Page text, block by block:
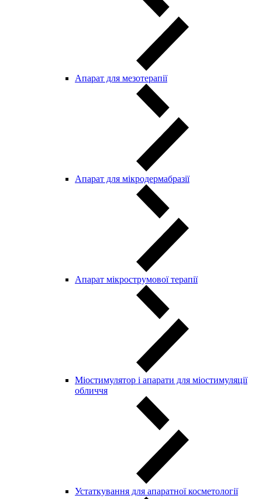
Апарат для мезотерапії
Апарат для мікродермабразії
Апарат мікрострумової терапії
Міостимулятор і апарати для міостимуляції
обличчя
Устаткування для апаратної косметології